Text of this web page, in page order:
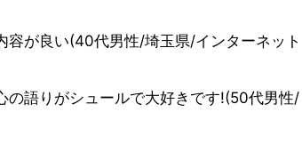
容が良い(40代男性/埼玉県/インターネット
の語りがシュールで大好きです!(50代男性/